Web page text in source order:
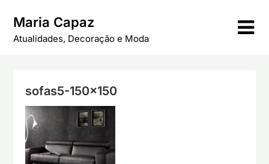
content
Maria Capaz
Atualidades, Decoração e Moda
sofas5-150×150